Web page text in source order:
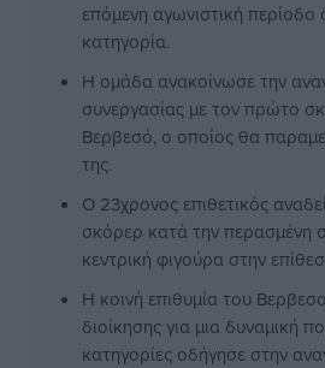
επόμενη αγωνιστική περίοδο
κατηγορία.
Η ομάδα ανακοίνωσε την
συνεργασίας με τον πρώτο
Βερβεσό, ο οποίος θα
της.
Ο 23χρονος επιθετικός
σκόρερ κατά την περασμένη
κεντρική φιγούρα στην
Η κοινή επιθυμία του
διοίκησης για μια δυναμική
κατηγορίες οδήγησε στην